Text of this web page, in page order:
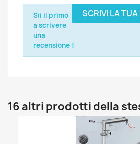
SCRIVI LA
Sii il primo
a scrivere
una
recensione !
16 altri prodotti della